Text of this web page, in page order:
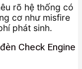
rõ hệ thống có
cơ như misfire
phát sinh.
Check Engine